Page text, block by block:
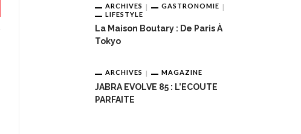
ARCHIVES
GASTRONOMIE
LIFESTYLE
La Maison Boutary : De Paris À
Tokyo
ARCHIVES MAGAZINE
JABRA EVOLVE 85 : L’ECOUTE
PARFAITE